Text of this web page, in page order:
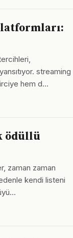
streaming
hem d…
ödüllü
zaman zaman
kendi listeni